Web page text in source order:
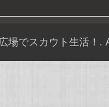
でスカウト生活！ .